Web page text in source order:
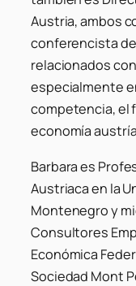
Austria, ambos
conferencista
relacionados
especialmente
competencia, el
economía
Barbara es
Austriaca en la
Montenegro y
Consultores
Económica
Sociedad Mont